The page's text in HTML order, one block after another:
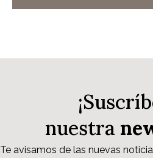
nuestra
Te avisamos de las nuevas